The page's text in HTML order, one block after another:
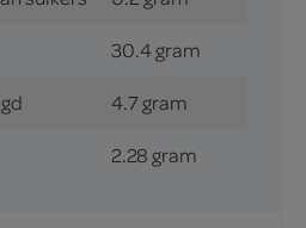
30.4 gram
4.7 gram
2.28 gram